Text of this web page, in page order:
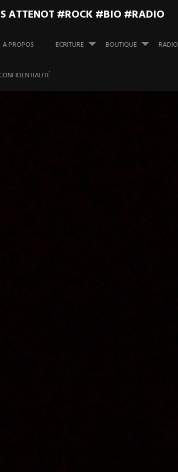
ATTENOT #ROCK #BIO #RADIO
A PROPOS ECRITURE BOUTIQUE RADIO